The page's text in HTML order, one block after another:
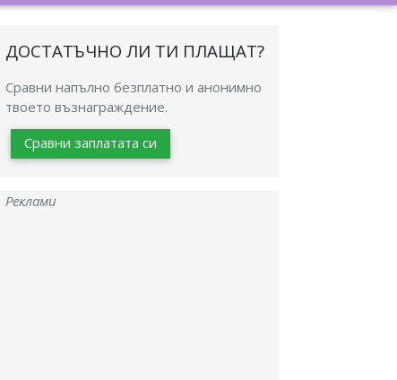
ДОСТАТЪЧНО ЛИ ТИ ПЛАЩАТ?
Сравни напълно безплатно и анонимно
твоето възнаграждение.
Сравни заплатата си
Реклами